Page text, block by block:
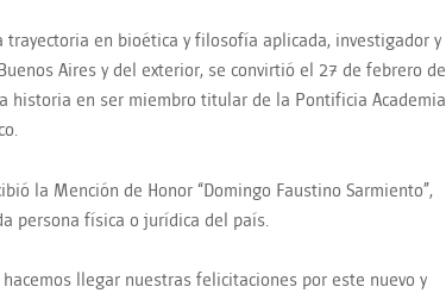
trayectoria en bioética y filosofía aplicada, investigador y
Aires y del exterior, se convirtió el 27 de febrero de
historia en ser miembro titular de la Pontificia Academia
la Mención de Honor “Domingo Faustino Sarmiento”,
persona física o jurídica del país.
llegar nuestras felicitaciones por este nuevo y